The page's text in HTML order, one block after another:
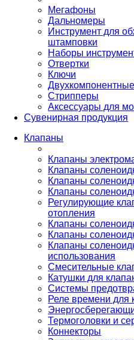
Мегафоны
Дальномеры
Инструмент для
штамповки
Наборы
Отвертки
Ключи
Стрипперы
Аксессуары для
Сувенирная продукция
Клапаны
Клапаны
Клапаны
Клапаны
Клапаны
Регулирующие
отопления
Клапаны
Клапаны
Клапаны
использования
Смесительные
Катушки для
Системы
Реле времени для
Термоголовки и
Коннекторы